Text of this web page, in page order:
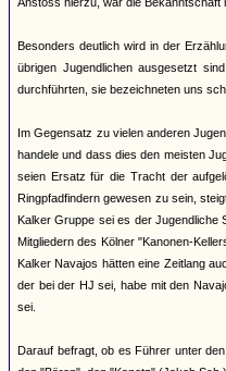
Besonders deutlich wird in der
übrigen Jugendlichen ausgesetzt
durchführten, sie bezeichneten uns
Im Gegensatz zu vielen anderen
handele und dass dies den meisten
seien Ersatz für die Tracht der
Ringpfadfindern gewesen zu sein,
Kalker Gruppe sei es der Jugendliche
Mitgliedern des Kölner "Kanonen-
Kalker Navajos hätten eine Zeitlang
der bei der HJ sei, habe mit den
sei.
Darauf befragt, ob es Führer unter